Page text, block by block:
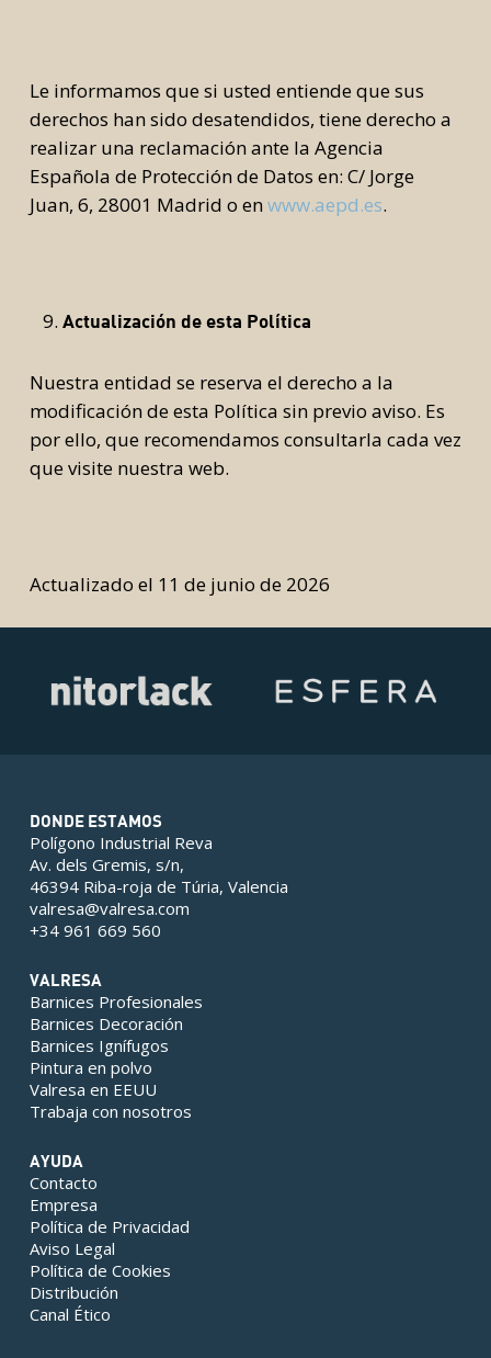
Le informamos que si usted entiende que sus
derechos han sido desatendidos, tiene derecho a
realizar una reclamación ante la Agencia
Española de Protección de Datos en: C/ Jorge
Juan, 6, 28001 Madrid o enwww.aepd.es.
Actualización de esta Política
Nuestra entidad se reserva el derecho a la
modificación de esta Política sin previo aviso. Es
por ello, que recomendamos consultarla cada vez
que visite nuestra web.
Actualizado el 11 de junio de 2026
DONDE ESTAMOS
Polígono Industrial Reva
Av. dels Gremis, s/n,
46394 Riba-roja de Túria, Valencia
valresa@valresa.com
+34 961 669 560
VALRESA
Barnices Profesionales
Barnices Decoración
Barnices Ignífugos
Pintura en polvo
Valresa en EEUU
Trabaja con nosotros
AYUDA
Contacto
Empresa
Política de Privacidad
Aviso Legal
Política de Cookies
Distribución
Canal Ético